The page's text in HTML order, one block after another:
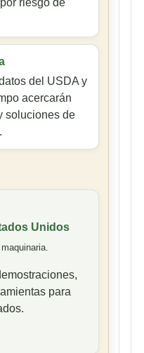
riesgo de
del USDA y
acercarán
soluciones de
Unidos
para